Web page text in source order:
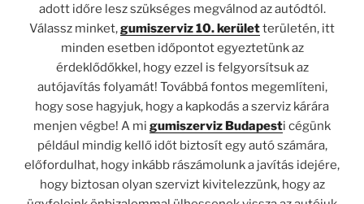
adott időre lesz szükséges megválnod az autódtól.
Válassz minket,gumiszerviz 10. kerületterületén, itt
minden esetben időpontot egyeztetünk az
érdeklődőkkel, hogy ezzel is felgyorsítsuk az
autójavítás folyamát! Továbbá fontos megemlíteni,
hogy sose hagyjuk, hogy a kapkodás a szerviz kárára
menjen végbe! A mi gumiszerviz Budapesti cégünk
például mindig kellő időt biztosít egy autó számára,
előfordulhat, hogy inkább rászámolunk a javítás idejére,
hogy biztosan olyan szervizt kivitelezzünk, hogy az